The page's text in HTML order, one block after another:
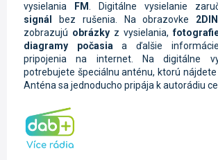
vysielania
FM. Digitálne vysielanie
signál
bez rušenia. Na obrazovke 2DIN
zobrazujú obrázky z vysielania,
diagramy počasiaa ďalšie
pripojenia na internet. Na digitálne
potrebujete špeciálnu anténu, ktorú nájdete
Anténa sa jednoducho pripája k autorádiu